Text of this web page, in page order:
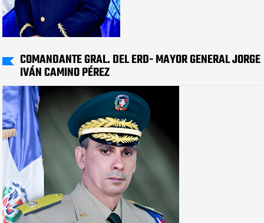
COMANDANTE GRAL. DEL ERD- MAYOR GENERAL JORGE
IVÁN CAMINO PÉREZ